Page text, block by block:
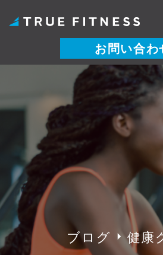
ッ
プ
お問い合わ
ブログ 健康